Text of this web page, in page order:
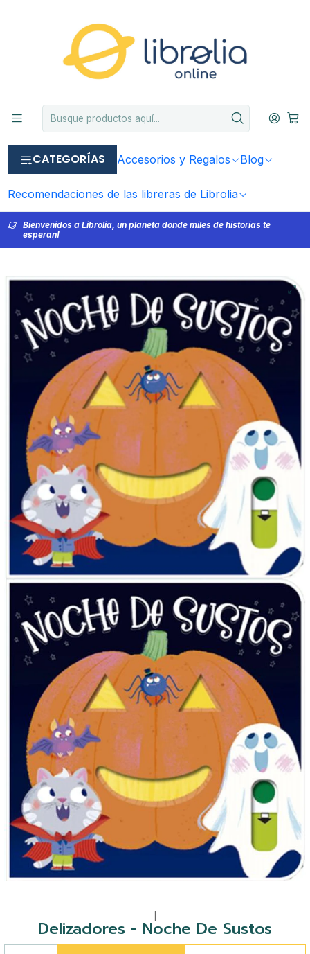
CATEGORÍAS Accesorios y Regalos Blog
Recomendaciones de las libreras de Librolia
Bienvenidos a Librolia, un planeta donde miles de historias te
esperan!
Delizadores - Noche De Sustos